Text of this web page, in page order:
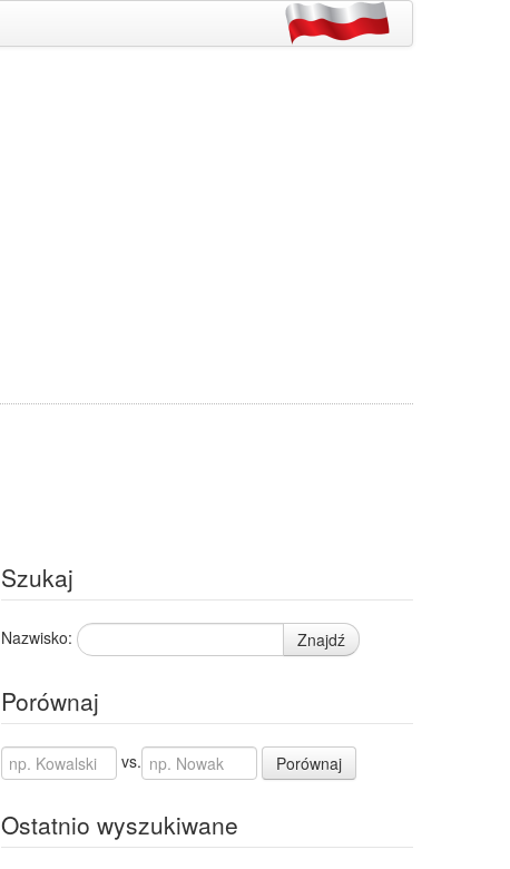
Szukaj
Nazwisko: Znajdź
Porównaj
vs. Porównaj
Ostatnio wyszukiwane